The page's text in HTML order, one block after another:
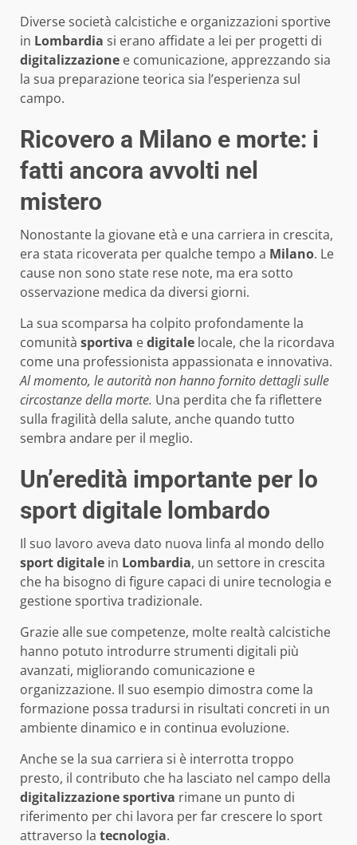
Diverse società calcistiche e organizzazioni sportive
in Lombardia si erano affidate a lei per progetti di
digitalizzazione e comunicazione, apprezzando sia
la sua preparazione teorica sia l’esperienza sul
campo.
Ricovero a Milano e morte: i
fatti ancora avvolti nel
mistero
Nonostante la giovane età e una carriera in crescita,
era stata ricoverata per qualche tempo a Milano. Le
cause non sono state rese note, ma era sotto
osservazione medica da diversi giorni.
La sua scomparsa ha colpito profondamente la
comunità sportiva edigitale locale, che la ricordava
come una professionista appassionata e innovativa.
Al momento, le autorità non hanno fornito dettagli sulle
circostanze della morte. Una perdita che fa riflettere
sulla fragilità della salute, anche quando tutto
sembra andare per il meglio.
Un’eredità importante per lo
sport digitale lombardo
Il suo lavoro aveva dato nuova linfa al mondo dello
sport digitale in Lombardia, un settore in crescita
che ha bisogno di figure capaci di unire tecnologia e
gestione sportiva tradizionale.
Grazie alle sue competenze, molte realtà calcistiche
hanno potuto introdurre strumenti digitali più
avanzati, migliorando comunicazione e
organizzazione. Il suo esempio dimostra come la
formazione possa tradursi in risultati concreti in un
ambiente dinamico e in continua evoluzione.
Anche se la sua carriera si è interrotta troppo
presto, il contributo che ha lasciato nel campo della
digitalizzazione sportiva rimane un punto di
riferimento per chi lavora per far crescere lo sport
attraverso la tecnologia.